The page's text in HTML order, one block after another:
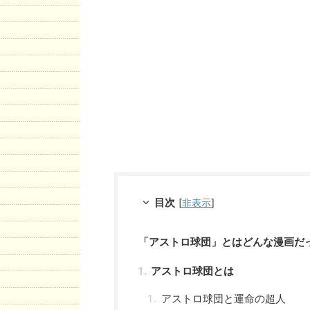
目次 [非表示]
「アストロ球団」とはどんな漫画だ
アストロ球団とは
アストロ球団と運命の超人